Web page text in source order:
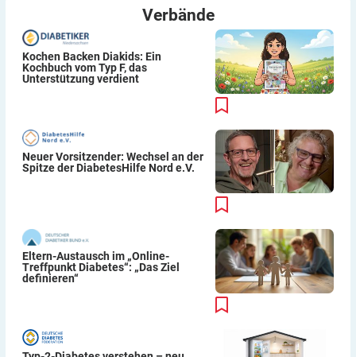
Verbände
Kochen Backen Diakids: Ein
Kochbuch vom Typ F, das
Unterstützung verdient
Neuer Vorsitzender: Wechsel an der
Spitze der DiabetesHilfe Nord e.V.
Eltern-Austausch im „Online-
Treffpunkt Diabetes“: „Das Ziel
definieren“